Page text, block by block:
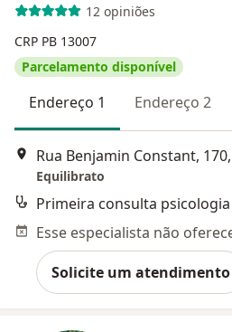
12 opiniões
CRP PB 13007
Parcelamento disponível
Endereço 1 Endereço 2
Equilibrato
Primeira consulta psicologia
Solicite um atendimento